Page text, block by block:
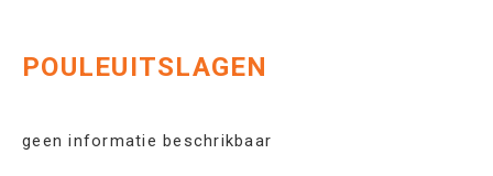
POULEUITSLAGEN
geen informatie beschrikbaar